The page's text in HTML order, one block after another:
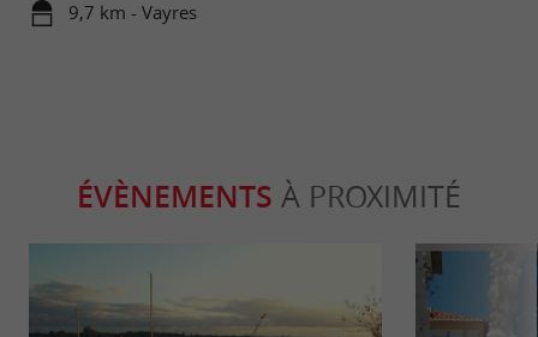
9,7 km - Vayres
ÉVÈNEMENTS À PROXIMITÉ